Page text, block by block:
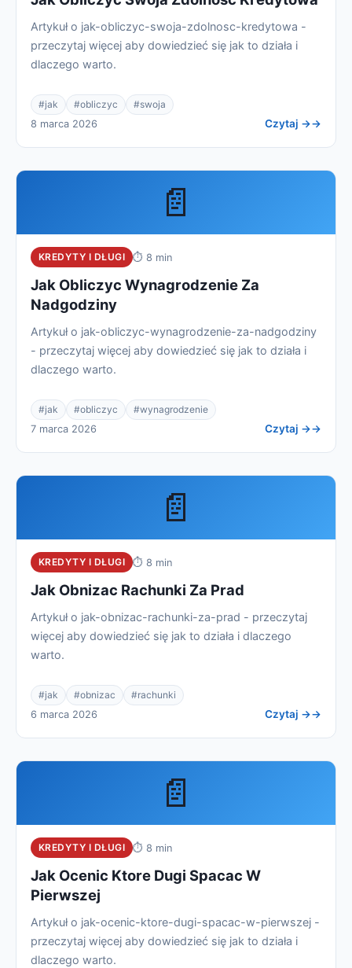
Artykuł o jak-obliczyc-swoja-zdolnosc-kredytowa -
przeczytaj więcej aby dowiedzieć się jak to działa i
dlaczego warto.
#jak #obliczyc
#swoja
8 marca 2026
Czytaj →
📄
KREDYTY I DŁUGI ⏱ 8 min
Jak Obliczyc Wynagrodzenie Za
Nadgodziny
Artykuł o jak-obliczyc-wynagrodzenie-za-nadgodziny
- przeczytaj więcej aby dowiedzieć się jak to działa i
dlaczego warto.
#jak #obliczyc
#wynagrodzenie
7 marca 2026
Czytaj →
📄
KREDYTY I DŁUGI ⏱ 8 min
Jak Obnizac Rachunki Za Prad
Artykuł o jak-obnizac-rachunki-za-prad - przeczytaj
więcej aby dowiedzieć się jak to działa i dlaczego
warto.
#jak #obnizac
#rachunki
6 marca 2026
Czytaj →
📄
KREDYTY I DŁUGI ⏱ 8 min
Jak Ocenic Ktore Dugi Spacac W
Pierwszej
Artykuł o jak-ocenic-ktore-dugi-spacac-w-pierwszej -
przeczytaj więcej aby dowiedzieć się jak to działa i
dlaczego warto.